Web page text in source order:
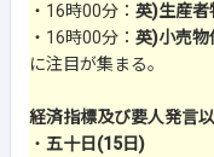
・16時00分： 英)生産者
・16時00分： 英)小売物
に注目が集まる。
経済指標及び要人発言以
・ 五十日(15日)